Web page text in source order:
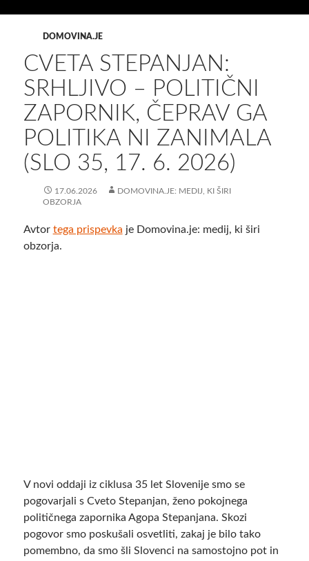
DOMOVINA.JE
CVETA STEPANJAN:
SRHLJIVO – POLITIČNI
ZAPORNIK, ČEPRAV GA
POLITIKA NI ZANIMALA
(SLO 35, 17. 6. 2026)
17.06.2026
DOMOVINA.JE: MEDIJ, KI ŠIRI
OBZORJA
Avtor tega prispevka je Domovina.je: medij, ki širi
obzorja.
V novi oddaji iz ciklusa 35 let Slovenije smo se
pogovarjali s Cveto Stepanjan, ženo pokojnega
političnega zapornika Agopa Stepanjana. Skozi
pogovor smo poskušali osvetliti, zakaj je bilo tako
pomembno, da smo šli Slovenci na samostojno pot in